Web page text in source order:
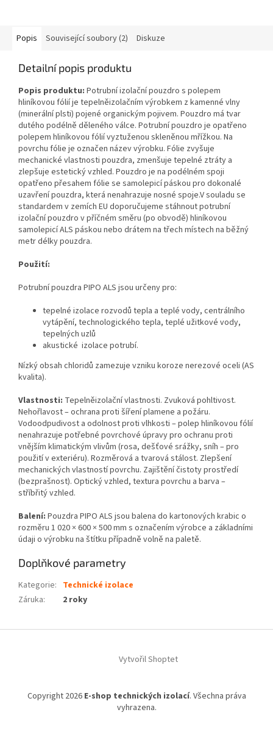
Popis Související soubory (2) Diskuze
Detailní popis produktu
Popis produktu: Potrubní izolační pouzdro s polepem
hliníkovou fólií je tepelněizolačním výrobkem z kamenné vlny
(minerální plsti) pojené organickým pojivem. Pouzdro má tvar
dutého podélně děleného válce. Potrubní pouzdro je opatřeno
polepem hliníkovou fólií vyztuženou skleněnou mřížkou. Na
povrchu fólie je označen název výrobku. Fólie zvyšuje
mechanické vlastnosti pouzdra, zmenšuje tepelné ztráty a
zlepšuje estetický vzhled. Pouzdro je na podélném spoji
opatřeno přesahem fólie se samolepicí páskou pro dokonalé
uzavření pouzdra, která nenahrazuje nosné spoje.V souladu se
standardem v zemích EU doporučujeme stáhnout potrubní
izolační pouzdro v příčném směru (po obvodě) hliníkovou
samolepicí ALS páskou nebo drátem na třech místech na běžný
metr délky pouzdra.
Použití:
Potrubní pouzdra PIPO ALS jsou určeny pro:
tepelné izolace rozvodů tepla a teplé vody, centrálního
vytápění, technologického tepla, teplé užitkové vody,
tepelných uzlů
akustické izolace potrubí.
Nízký obsah chloridů zamezuje vzniku koroze nerezové oceli (AS
kvalita).
Vlastnosti: Tepelněizolační vlastnosti. Zvuková pohltivost.
Nehořlavost – ochrana proti šíření plamene a požáru.
Vodoodpudivost a odolnost proti vlhkosti – polep hliníkovou fólií
nenahrazuje potřebné povrchové úpravy pro ochranu proti
vnějším klimatickým vlivům (rosa, dešťové srážky, sníh – pro
použití v exteriéru). Rozměrová a tvarová stálost. Zlepšení
mechanických vlastností povrchu. Zajištění čistoty prostředí
(bezprašnost). Optický vzhled, textura povrchu a barva –
stříbřitý vzhled.
Balení: Pouzdra PIPO ALS jsou balena do kartonových krabic o
rozměru 1 020 × 600 × 500 mm s označením výrobce a základními
údaji o výrobku na štítku případně volně na paletě.
Doplňkové parametry
Kategorie: Technické izolace
Záruka: 2 roky
Vytvořil Shoptet
Copyright 2026 E-shop technických izolací. Všechna práva
vyhrazena.